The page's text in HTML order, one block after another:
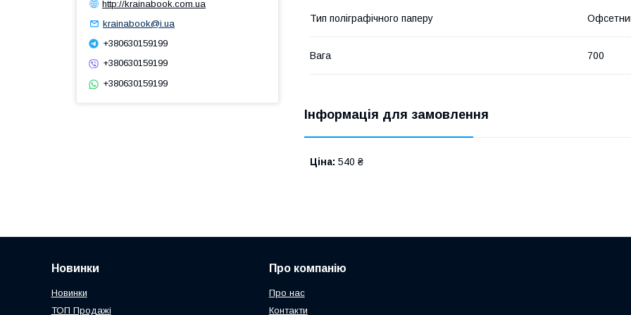
Тип поліграфічного паперу
Вага 700
Інформація для замовлення
Ціна: 540 ₴
http://krainabook.com.ua
krainabook@i.ua
+380630159199
+380630159199
+380630159199
Новинки
Новинки
ТОП Продажі
Про компанію
Про нас
Контакти